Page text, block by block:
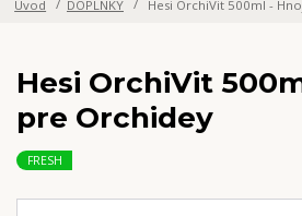
Úvod DOPLNKY Hesi OrchiVit 500ml -
Hesi OrchiVit
pre Orchidey
FRESH